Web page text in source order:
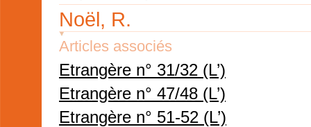
Noël, R.
Articles associés
Etrangère n° 31/32 (L’)
Etrangère n° 47/48 (L’)
Etrangère n° 51-52 (L’)